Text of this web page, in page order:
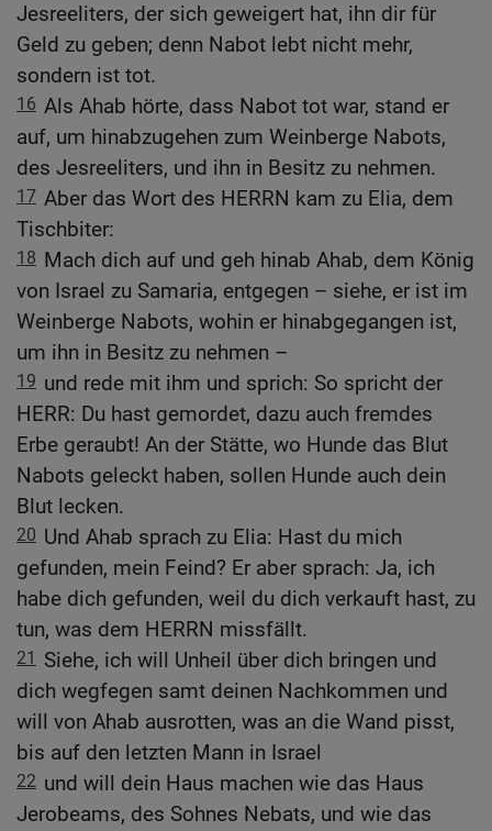
Jesreeliters, der sich geweigert hat, ihn dir für
Geld zu geben; denn Nabot lebt nicht mehr,
sondern ist tot.
16 Als Ahab hörte, dass Nabot tot war, stand er
auf, um hinabzugehen zum Weinberge Nabots,
des Jesreeliters, und ihn in Besitz zu nehmen.
17 Aber das Wort des HERRN kam zu Elia, dem
Tischbiter:
18 Mach dich auf und geh hinab Ahab, dem König
von Israel zu Samaria, entgegen – siehe, er ist im
Weinberge Nabots, wohin er hinabgegangen ist,
um ihn in Besitz zu nehmen –
19 und rede mit ihm und sprich: So spricht der
HERR: Du hast gemordet, dazu auch fremdes
Erbe geraubt! An der Stätte, wo Hunde das Blut
Nabots geleckt haben, sollen Hunde auch dein
Blut lecken.
20 Und Ahab sprach zu Elia: Hast du mich
gefunden, mein Feind? Er aber sprach: Ja, ich
habe dich gefunden, weil du dich verkauft hast, zu
tun, was dem HERRN missfällt.
21
Siehe, ich will Unheil über dich bringen und
dich wegfegen samt deinen Nachkommen und
will von Ahab ausrotten, was an die Wand pisst,
bis auf den letzten Mann in Israel
22 und will dein Haus machen wie das Haus
Jerobeams, des Sohnes Nebats, und wie das